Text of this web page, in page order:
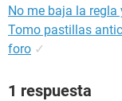
No me baja la
Tomo pastillas
foro ✓
1 respuesta